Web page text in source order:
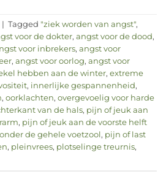
| Tagged "ziek worden van angst",
voor de dokter, angst voor de dood,
voor inbrekers, angst voor
, angst voor oorlog, angst voor
hebben aan de winter, extreme
, innerlijke gespannenheid,
, oorklachten, overgevoelig voor harde
van de hals, pijn of jeuk aan
, pijn of jeuk aan de voorste helft
de gehele voetzool , pijn of last
, pleinvrees, plotselinge treurnis,